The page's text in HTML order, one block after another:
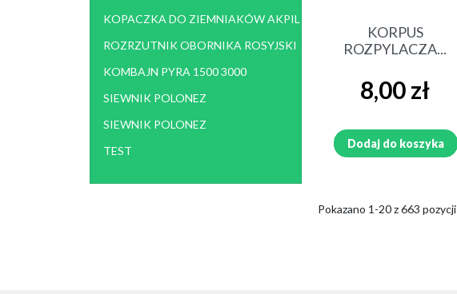
KOPACZKA DO ZIEMNIAKÓW AKPIL
ROZRZUTNIK OBORNIKA ROSYJSKI
KOMBAJN PYRA 1500 3000
SIEWNIK POLONEZ
SIEWNIK POLONEZ
TEST
Szybki podgląd
KORPUS
ROZPYLACZA...
Cena
8,00 zł
Dodaj do koszyka
Pokazano 1-20 z 663 pozycji